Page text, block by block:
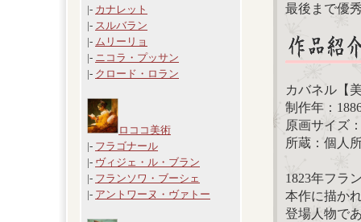
|- カナレット
|- スルバラン
|- ムリーリョ
|- ニコラ・プッサン
|- クロード・ロラン
ロココ美術
|- フラゴナール
|- ヴィジェ・ル・ブラン
|- フランソワ・ブーシェ
|- アントワーヌ・ヴァトー
最後まで優
カバネル【
制作年：
原画サイズ
所蔵：個人
1823年フラ
本作に描か
登場人物で